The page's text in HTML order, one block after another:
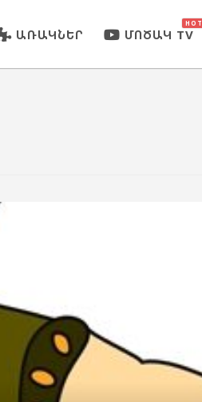
ԱՌԱԿՆԵՐ ՄՈԾԱԿ TV
HOT